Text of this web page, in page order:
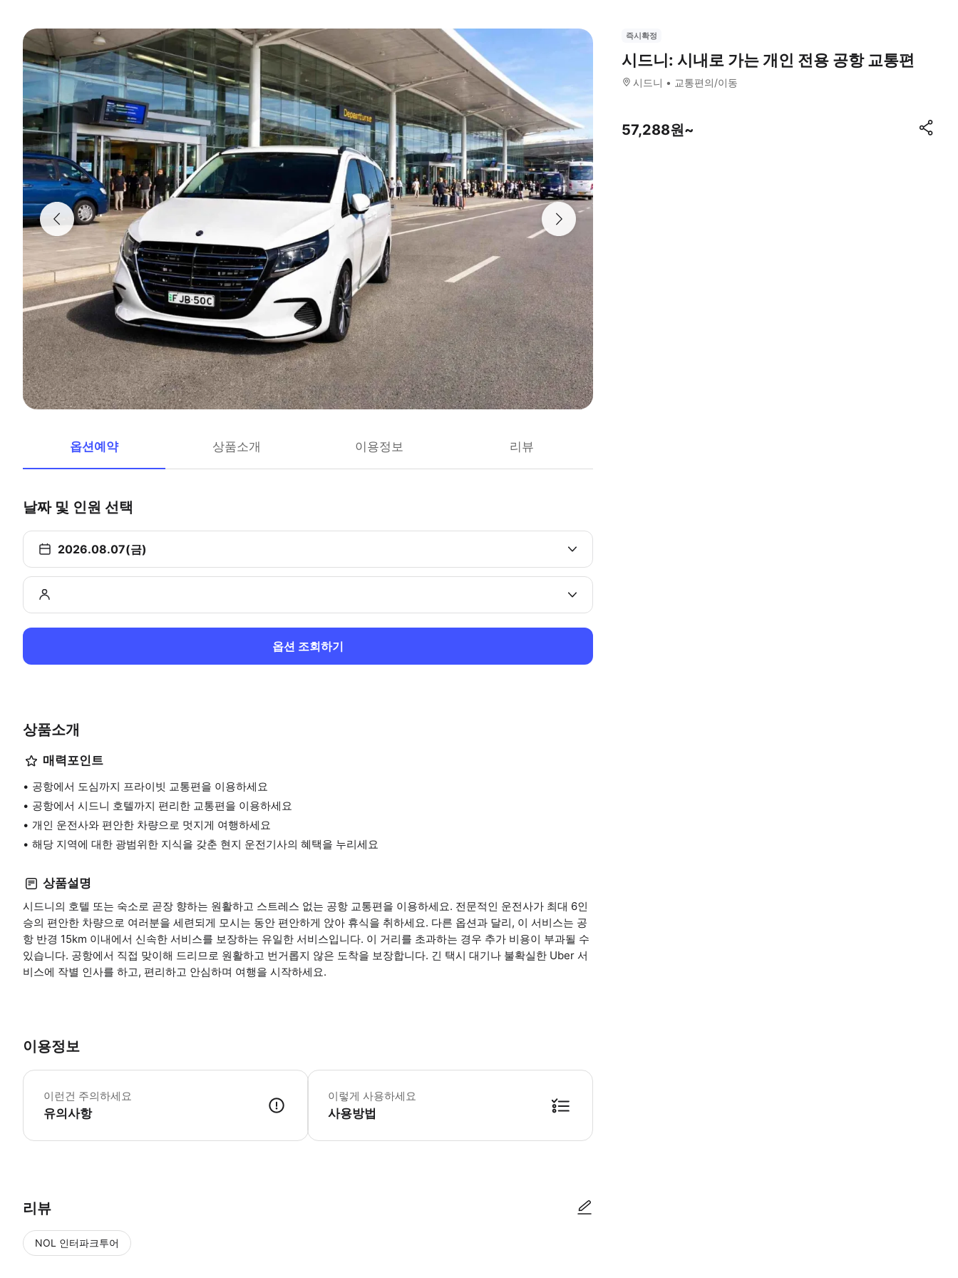
옵션예약 상품소개 이용정보 리뷰
날짜 및 인원 선택
2026.08.07(금)
옵션 조회하기
상품소개
매력포인트
공항에서 도심까지 프라이빗 교통편을 이용하세요
공항에서 시드니 호텔까지 편리한 교통편을 이용하세요
개인 운전사와 편안한 차량으로 멋지게 여행하세요
해당 지역에 대한 광범위한 지식을 갖춘 현지 운전기사의 혜택을 누리세요
상품설명
시드니의 호텔 또는 숙소로 곧장 향하는 원활하고 스트레스 없는 공항 교통편을 이용하세요. 전문적인 운전사가 최대 6인
승의 편안한 차량으로 여러분을 세련되게 모시는 동안 편안하게 앉아 휴식을 취하세요. 다른 옵션과 달리, 이 서비스는 공
항 반경 15km 이내에서 신속한 서비스를 보장하는 유일한 서비스입니다. 이 거리를 초과하는 경우 추가 비용이 부과될 수
있습니다. 공항에서 직접 맞이해 드리므로 원활하고 번거롭지 않은 도착을 보장합니다. 긴 택시 대기나 불확실한 Uber 서
비스에 작별 인사를 하고, 편리하고 안심하며 여행을 시작하세요.
이용정보
이런건 주의하세요
유의사항
이렇게 사용하세요
사용방법
리뷰
NOL 인터파크투어
즉시확정
시드니: 시내로 가는 개인 전용 공항 교통편
시드니 교통편의/이동
57,288원~